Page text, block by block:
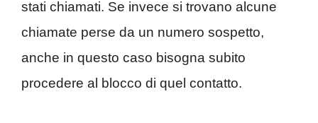
stati chiamati. Se invece si trovano alcune
chiamate perse da un numero sospetto,
anche in questo caso bisogna subito
procedere al blocco di quel contatto.